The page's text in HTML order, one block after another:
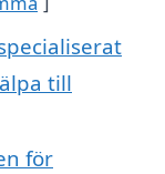
till
för